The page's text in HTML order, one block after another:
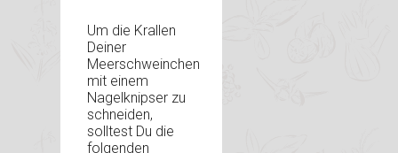
Um die Krallen
Deiner
Meerschweinchen
mit einem
Nagelknipser zu
schneiden,
solltest Du die
folgenden